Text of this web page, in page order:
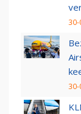
30-
30-